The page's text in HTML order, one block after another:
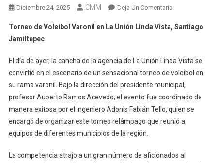
Diciembre 24, 2025 CMM Deja Un ComentarioEn
De
En
La
Unión
Linda
Vista,
Santiago
Torneo de Voleibol Varonil en La Unión Linda Vista, Santiago
Jamiltepec
El día de ayer, la cancha de la agencia de La Unión Linda Vista se
convirtió en el escenario de un sensacional torneo de voleibol en
su rama varonil. Bajo la dirección del presidente municipal,
profesor Auberto Ramos Acevedo, el evento fue coordinado de
manera exitosa por el ingeniero Adonis Fabián Tello, quien se
encargó de organizar este torneo relámpago que reunió a
equipos de diferentes municipios de la región.
La competencia atrajo a un gran número de aficionados al